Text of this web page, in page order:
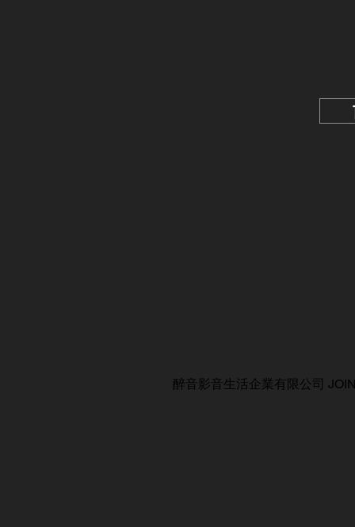
醉音影音生活企業有限公司